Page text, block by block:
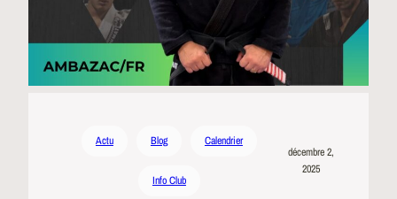
Actu Blog Calendrier
Info Club
décembre 2,
2025